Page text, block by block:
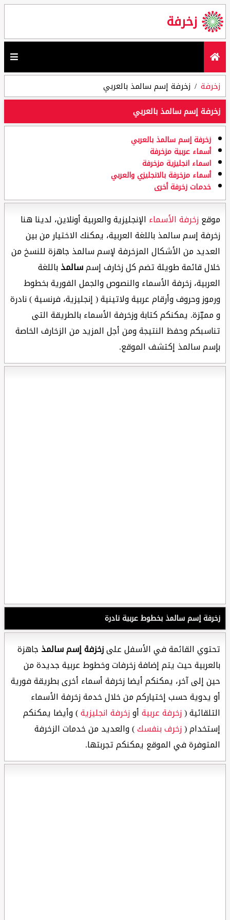
زخرفة
زخرفة
زخرفة إسم سالمذ بالعربي
زخرفة إسم سالمذ بالعربي
زخرفة إسم سالمذ بالعربي
أسماء عربية مزخرفة
اسماء انجليزية مزخرفة
أسماء مزخرفة بالانجليزي والعربي
خدمات زخرفة أخرى
موقعزخرفة الأسماء الإنجليزية والعربية أونلاين، لدينا هنا
زخرفة إسم سالمذ باللغة العربية، يمكنك الاختيار من بين
العديد من الأشكال المزخرفة لإسم سالمذ جاهزة للنسخ من
خلال قائمة طويلة تضم كل زخارف إسمسالمذباللغة
العربية، زخرفة الأسماء والنصوص والجمل الفورية بخطوط
ورموز وحروف وأرقام عربية ولاتينية ( إنجليزية، فرنسية ) نادرة
و مميّزة. يمكنكم كتابة وزخرفة الأسماء بالطريقة التى
تناسبكم وحفظ النتيجة ومن أجل المزيد من الزخارف الخاصة
بإسم سالمذ إكتشف الموقع.
زخرفة إسم سالمذ بخطوط عربية نادرة
تحتوي القائمة في الأسفل علىزخزفة إسم سالمذ جاهزة
بالعربية حيث يتم إضافة زخرفات وخطوط عربية جديدة من
حين إلى آخر، يمكنكم أيضا زخرفة أسماء أخرى بطريقة فورية
أو يدوية حسب إختياركم من خلال خدمة زخرفة الأسماء
التلقائية (زخرفة عربيةأوزخرفة انجليزية) وأيضا يمكنكم
إستخدام (زخرف بنفسك) والعديد من خدمات الزخرفة
المتوفرة في الموقع يمكنكم تجربتها.